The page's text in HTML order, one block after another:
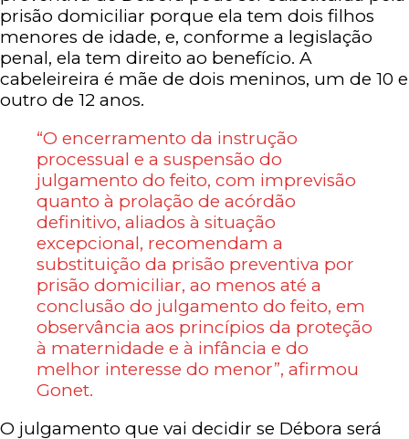
prisão domiciliar porque ela tem dois filhos
menores de idade, e, conforme a legislação
penal, ela tem direito ao benefício. A
cabeleireira é mãe de dois meninos, um de 10 e
outro de 12 anos.
“O encerramento da instrução
processual e a suspensão do
julgamento do feito, com imprevisão
quanto à prolação de acórdão
definitivo, aliados à situação
excepcional, recomendam a
substituição da prisão preventiva por
prisão domiciliar, ao menos até a
conclusão do julgamento do feito, em
observância aos princípios da proteção
à maternidade e à infância e do
melhor interesse do menor”, afirmou
Gonet.
O julgamento que vai decidir se Débora será